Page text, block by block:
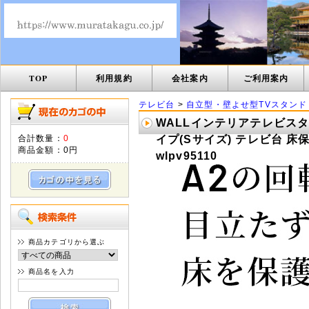
TOP 利用規約 会社案内 ご利用案内
合計数量： 0
商品金額： 0円
商品カテゴリから選ぶ
商品名を入力
テレビ台 > 自立型・壁よせ型TVスタンド
WALLインテリアテレビス
イプ(Sサイズ) テレビ台 床
wlpv95110